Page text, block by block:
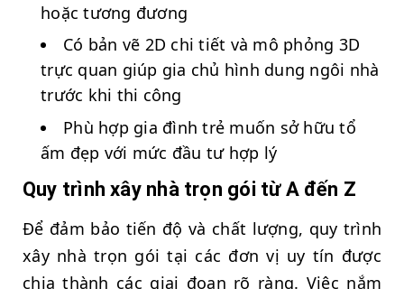
hoặc tương đương
Có bản vẽ 2D chi tiết và mô phỏng 3D
trực quan giúp gia chủ hình dung ngôi nhà
trước khi thi công
Phù hợp gia đình trẻ muốn sở hữu tổ
ấm đẹp với mức đầu tư hợp lý
Quy trình xây nhà trọn gói từ A đến Z
Để đảm bảo tiến độ và chất lượng, quy trình
xây nhà trọn gói tại các đơn vị uy tín được
chia thành các giai đoạn rõ ràng. Việc nắm